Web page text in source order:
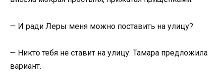
— И ради Леры меня можно поставить на улицу?
— Никто тебя не ставит на улицу. Тамара предложила
вариант.